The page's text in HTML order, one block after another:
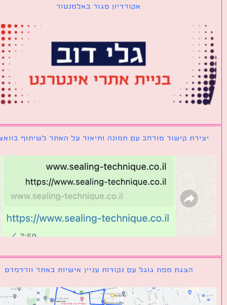
אקורדיון סגור באלמנטור
קישור מורחב עם תמונה ותיאור על האתר לשיתוף בוואצאפ
הצגת מפת גוגל עם נקודות עניין אישיות באתר וורדפרס